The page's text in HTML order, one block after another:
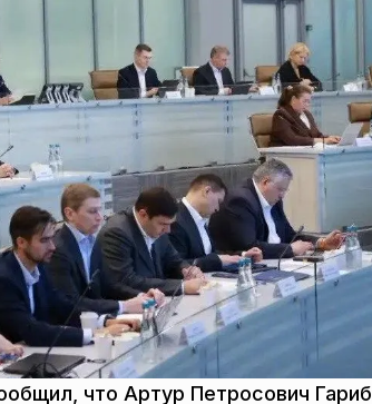
что Артур Петросович